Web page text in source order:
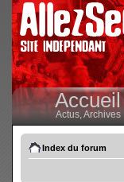
Accueil
Actus,Archives
Index du forum